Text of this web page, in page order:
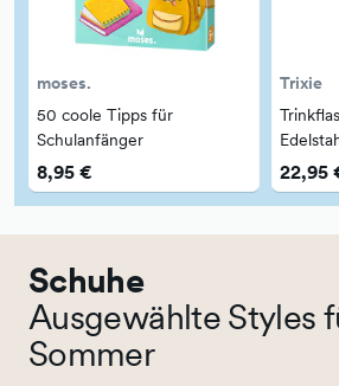
moses.
50 coole Tipps für
Schulanfänger
8,95 €
Trixie
22,95
Schuhe
Ausgewählte Styles
Sommer